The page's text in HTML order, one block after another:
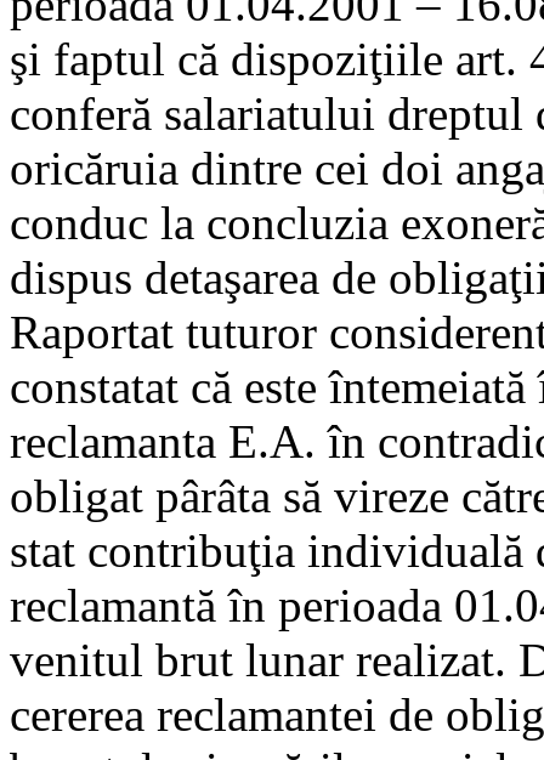
şi faptul că dispoziţiile art.
conferă salariatului dreptul
oricăruia dintre cei doi
conduc la concluzia
dispus detaşarea de
Raportat tuturor
constatat că este
reclamanta E.A. în
obligat pârâta să vireze
stat contribuţia individuală
reclamantă în perioada
venitul brut lunar realizat.
cererea reclamantei de